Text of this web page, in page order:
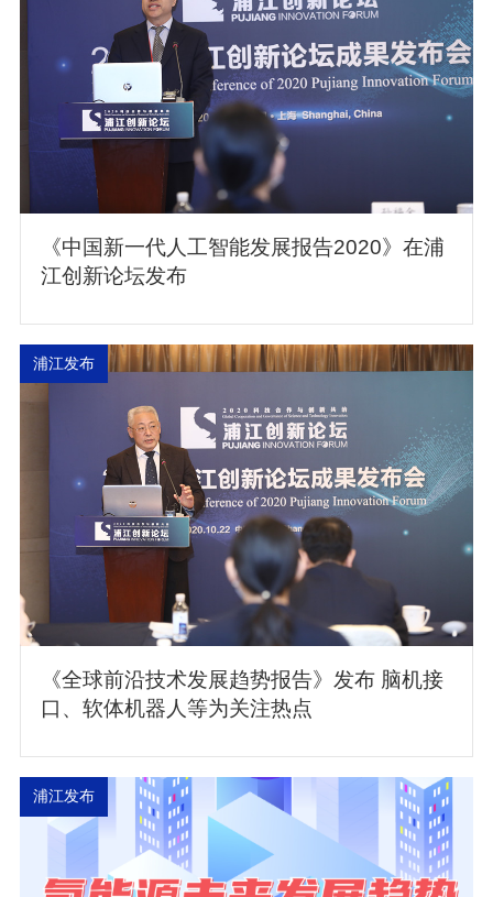
《中国新一代人工智能发展报告2020》在浦
江创新论坛发布
浦江发布
《全球前沿技术发展趋势报告》发布 脑机接
口、软体机器人等为关注热点
浦江发布